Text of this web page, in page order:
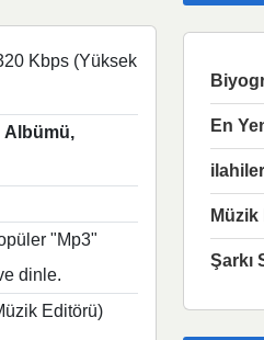
Kbps (Yüksek
Albümü,
"Mp3"
dinle.
Editörü)
En
ilahiler
Müzik
Şarkı